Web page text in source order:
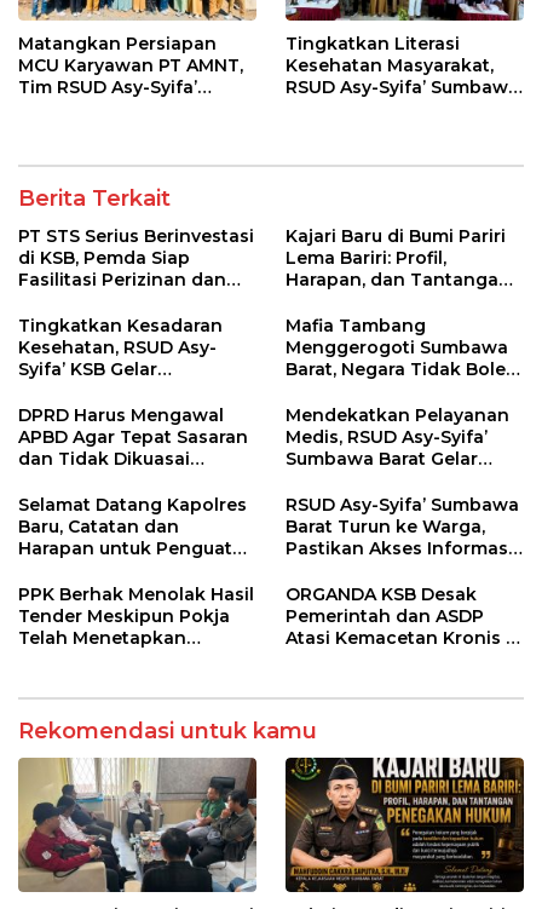
Matangkan Persiapan
MCU Karyawan PT AMNT,
Tim RSUD Asy-Syifa’
Tingkatkan Literasi
Kesehatan Masyarakat,
RSUD Asy-Syifa’ Sumbawa
Berita Terkait
PT STS Serius Berinvestasi
di KSB, Pemda Siap
Fasilitasi Perizinan dan
Regulasi
Kajari Baru di Bumi Pariri
Lema Bariri: Profil,
Harapan, dan Tantangan
Tingkatkan Kesadaran
Kesehatan, RSUD Asy-
Syifa’ KSB Gelar
Melitus pada Lansia
Mafia Tambang
Menggerogoti Sumbawa
Barat, Negara Tidak Boleh
hingga WNA
DPRD Harus Mengawal
APBD Agar Tepat Sasaran
dan Tidak Dikuasai
Tertentu
Mendekatkan Pelayanan
Medis, RSUD Asy-Syifa’
Sumbawa Barat Gelar
Kesehatan di Taliwang
Selamat Datang Kapolres
Baru, Catatan dan
Harapan untuk Penguatan
RSUD Asy-Syifa’ Sumbawa
Barat Turun ke Warga,
Pastikan Akses Informasi
PPK Berhak Menolak Hasil
Tender Meskipun Pokja
Telah Menetapkan
ORGANDA KSB Desak
Pemerintah dan ASDP
Atasi Kemacetan Kronis di
Rekomendasi untuk kamu